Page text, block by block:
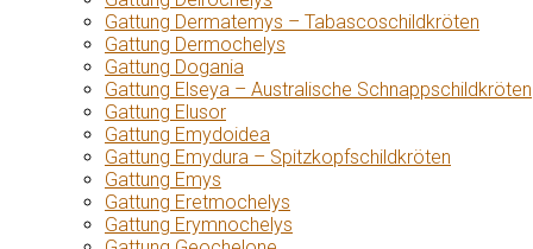
Gattung Dermatemys – Tabascoschildkröten
Gattung Dermochelys
Gattung Dogania
Gattung Elseya – Australische Schnappschildkröten
Gattung Elusor
Gattung Emydoidea
Gattung Emydura – Spitzkopfschildkröten
Gattung Emys
Gattung Eretmochelys
Gattung Erymnochelys